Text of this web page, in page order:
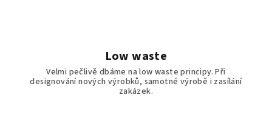
Low waste
Velmi pečlivě dbáme na low waste principy. Při
designování nových výrobků, samotné výrobě i zasílání
zakázek.